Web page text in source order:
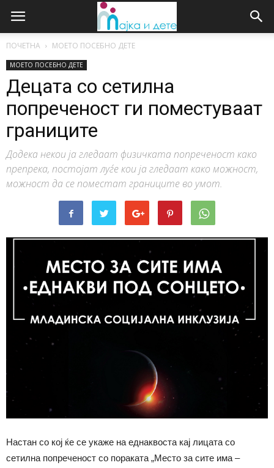
ПОЧЕТНА МОЕТО ПОСЕБНО ДЕТЕ
МОЕТО ПОСЕБНО ДЕТЕ
Децата со сетилна
попреченост ги поместуваат
границите
Додека некои ја гледаат физичката попреченост како
препрека, постојат луѓе кои ја гледаат како можност,
можност да се поместат границите во умот.
Настан со кој ќе се укаже на еднаквоста кај лицата со
сетилна попреченост со пораката „Место за сите има –